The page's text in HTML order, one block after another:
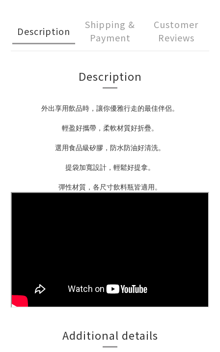
Description
Shipping &
Payment
Customer
Reviews
Description
外出享用飲品時，讓你優雅行走的最佳伴侶。
輕盈好攜帶，柔軟材質好折疊。
選用食品級矽膠，防水防油好清洗。
提袋加寬設計，輕鬆好提拿。
彈性材質，各尺寸飲料瓶皆適用。
Additional details